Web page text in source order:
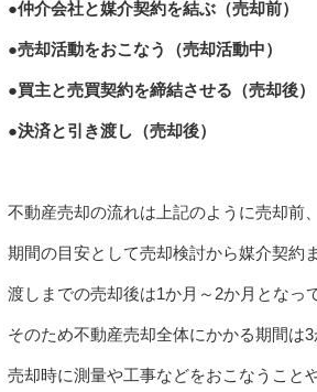
●仲介会社と媒介契約を結ぶ（売却前）
●売却活動をおこなう（売却活動中）
●買主と売買契約を締結させる（売却後）
●決済と引き渡し（売却後）
不動産売却の流れは上記のように売却前
期間の目安として売却検討から媒介契約
渡しまでの売却後は1か月～2か月となっ
そのため不動産売却全体にかかる期間は
売却時に測量や工事などをおこなうこと